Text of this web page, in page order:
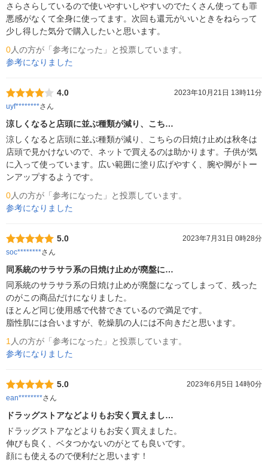
さらさらしているので使いやすいしやすいのでたくさん使っても罪
悪感がなくて全身に使ってます。次回も還元がいいときをねらって
少し得した気分で購入したいと思います。
0人の方が「参考になった」と投票しています。
参考になりました
4.0
2023年10月21日 13時11分
uyf********さん
涼しくなると店頭に並ぶ種類が減り、こち…
涼しくなると店頭に並ぶ種類が減り、こちらの日焼け止めは秋冬は
店頭で見かけないので、ネットで買えるのは助かります。子供が気
に入って使っています。広い範囲に塗り広げやすく、腕や脚がトー
ンアップするようです。
0人の方が「参考になった」と投票しています。
参考になりました
5.0
2023年7月31日 0時28分
soc********さん
同系統のサラサラ系の日焼け止めが廃盤に…
同系統のサラサラ系の日焼け止めが廃盤になってしまって、残った
のがこの商品だけになりました。
ほとんど同じ使用感で代替できているので満足です。
脂性肌には合いますが、乾燥肌の人には不向きだと思います。
1 人の方が「参考になった」と投票しています。
参考になりました
5.0
2023年6月5日 14時0分
ean********さん
ドラッグストアなどよりもお安く買えまし…
ドラッグストアなどよりもお安く買えました。
伸びも良く、ベタつかないのがとても良いです。
顔にも使えるので便利だと思います！